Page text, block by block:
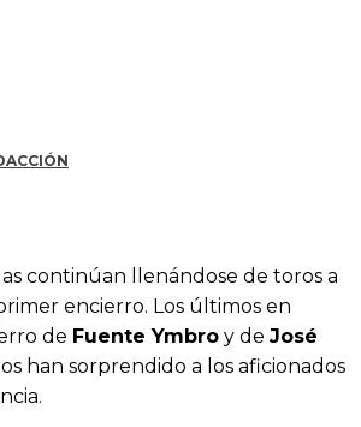
continúan llenándose de toros a
encierro. Los últimos en
de Fuente Ymbro y de José
han sorprendido a los aficionados